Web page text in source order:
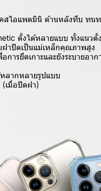
สไอแพดมินิ ด้านหลังทึบ ทน
ตั้งได้หลายแบบ ทั้งแนวตั้
ฝาปิดเป็นแม่เหล็กคุณภาพสูง
การยึดเกาะและยังระบายอา
ลากหลายรูปแบบ
เมื่อปิดฝา)